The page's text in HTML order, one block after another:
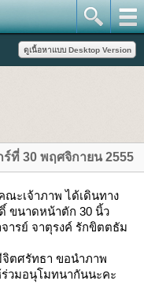
ที่ 30 พฤศจิกายน 2555
ณะเจ้าภาพ ได้เดินทาง
ขนาดหน้าตัก 30 นิ้ว
ารย์ จาตุรงค์ รักขิตตธัม
ตศรัทธา ขอนำภาพ
ร่วมอนุโมทนากันนะคะ